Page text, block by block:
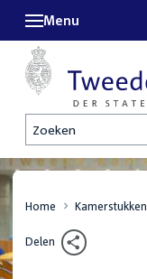
Zoeken
Menu
Home Kamerstukken
Delen